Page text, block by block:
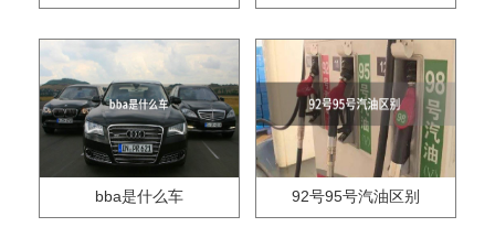
bba是什么车 92号95号汽油区别